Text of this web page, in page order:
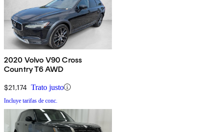
2020 Volvo V90 Cross
Country T6 AWD
$21,174 Trato justo
Incluye tarifas de conc.